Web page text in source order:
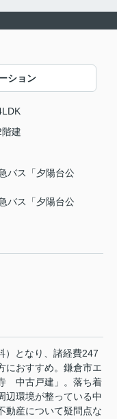
ション
階建
バス「夕陽台公
バス「夕陽台公
）となり、諸経費247
におすすめ。鎌倉市エ
中古戸建」。落ち着
辺環境が整っている中
動産について疑問点な